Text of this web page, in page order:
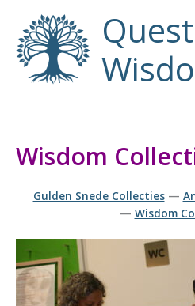
inhoud
Wisdom
Gulden Snede Collecties—
— Wisdom